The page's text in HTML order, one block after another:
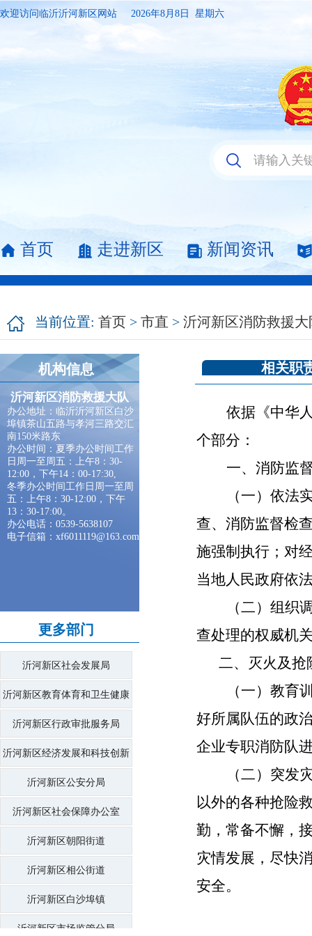
欢迎访问临沂沂河新区网站 2026年8月8日 星期六
首页 走进新区 新闻资讯
当前位置: 首页 > 市直 > 沂河新区消防救援大
机构信息
沂河新区消防救援大队
办公地址：临沂沂河新区白沙
埠镇茶山五路与孝河三路交汇
南150米路东
办公时间：夏季办公时间工作
日周一至周五：上午8 ： 30-
12:00 ，下午14 ： 00-17:30,
冬季办公时间工作日周一至周
五：上午8 ： 30-12:00 ，下午
13 ： 30-17:00。
办公电话： 0539-5638107
电子信箱： xf6011119@163.com
更多部门
沂河新区社会发展局
沂河新区教育体育和卫生健康
局
沂河新区行政审批服务局
沂河新区经济发展和科技创新
局
沂河新区公安分局
沂河新区社会保障办公室
沂河新区朝阳街道
沂河新区相公街道
沂河新区白沙埠镇
沂河新区市场监管分局
相关职
依据《中华
个部分：
一、消防监
（一）依法
查、消防监督检
施强制执行；对
当地人民政府依
（二）组织
查处理的权威机
二、灭火及抢
（一）教育
好所属队伍的政
企业专职消防队
（二）突发
以外的各种抢险
勤，常备不懈，
灾情发展，尽快
安全。